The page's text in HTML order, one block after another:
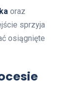
oraz
sprzyja
osiągnięte